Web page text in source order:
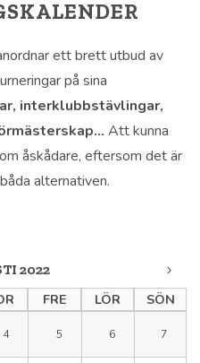
ett brett utbud av
på sina
interklubbstävlingar,
Att kunna
åskådare, eftersom det är
alternativen.
2022
FRE LÖR SÖN
4 5 6 7